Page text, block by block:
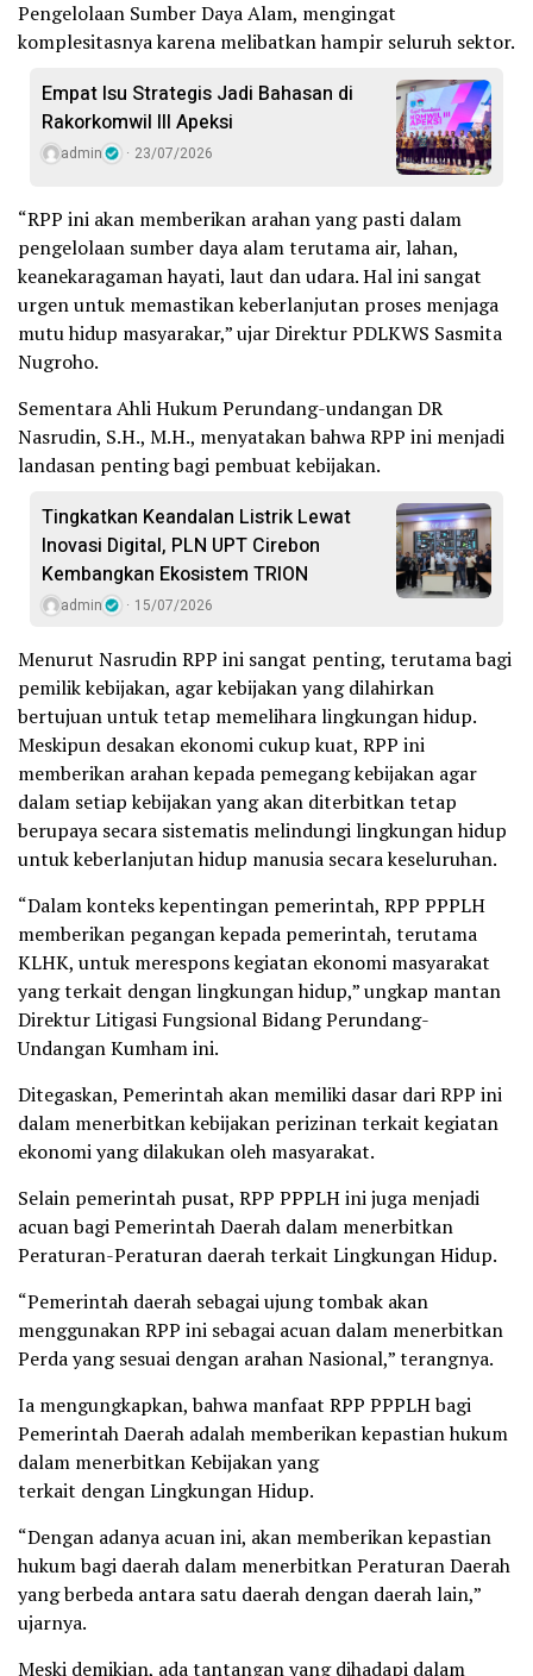
Pengelolaan Sumber Daya Alam, mengingat
komplesitasnya karena melibatkan hampir seluruh sektor.
Empat Isu Strategis Jadi Bahasan di
Rakorkomwil III Apeksi
admin 23/07/2026
“RPP ini akan memberikan arahan yang pasti dalam
pengelolaan sumber daya alam terutama air, lahan,
keanekaragaman hayati, laut dan udara. Hal ini sangat
urgen untuk memastikan keberlanjutan proses menjaga
mutu hidup masyarakar,” ujar Direktur PDLKWS Sasmita
Nugroho.
Sementara Ahli Hukum Perundang-undangan DR
Nasrudin, S.H., M.H., menyatakan bahwa RPP ini menjadi
landasan penting bagi pembuat kebijakan.
Tingkatkan Keandalan Listrik Lewat
Inovasi Digital, PLN UPT Cirebon
Kembangkan Ekosistem TRION
admin 15/07/2026
Menurut Nasrudin RPP ini sangat penting, terutama bagi
pemilik kebijakan, agar kebijakan yang dilahirkan
bertujuan untuk tetap memelihara lingkungan hidup.
Meskipun desakan ekonomi cukup kuat, RPP ini
memberikan arahan kepada pemegang kebijakan agar
dalam setiap kebijakan yang akan diterbitkan tetap
berupaya secara sistematis melindungi lingkungan hidup
untuk keberlanjutan hidup manusia secara keseluruhan.
“Dalam konteks kepentingan pemerintah, RPP PPPLH
memberikan pegangan kepada pemerintah, terutama
KLHK, untuk merespons kegiatan ekonomi masyarakat
yang terkait dengan lingkungan hidup,” ungkap mantan
Direktur Litigasi Fungsional Bidang Perundang-
Undangan Kumham ini.
Ditegaskan, Pemerintah akan memiliki dasar dari RPP ini
dalam menerbitkan kebijakan perizinan terkait kegiatan
ekonomi yang dilakukan oleh masyarakat.
Selain pemerintah pusat, RPP PPPLH ini juga menjadi
acuan bagi Pemerintah Daerah dalam menerbitkan
Peraturan-Peraturan daerah terkait Lingkungan Hidup.
“Pemerintah daerah sebagai ujung tombak akan
menggunakan RPP ini sebagai acuan dalam menerbitkan
Perda yang sesuai dengan arahan Nasional,” terangnya.
Ia mengungkapkan, bahwa manfaat RPP PPPLH bagi
Pemerintah Daerah adalah memberikan kepastian hukum
dalam menerbitkan Kebijakan yang
terkait dengan Lingkungan Hidup.
“Dengan adanya acuan ini, akan memberikan kepastian
hukum bagi daerah dalam menerbitkan Peraturan Daerah
yang berbeda antara satu daerah dengan daerah lain,”
ujarnya.
Meski demikian, ada tantangan yang dihadapi dalam